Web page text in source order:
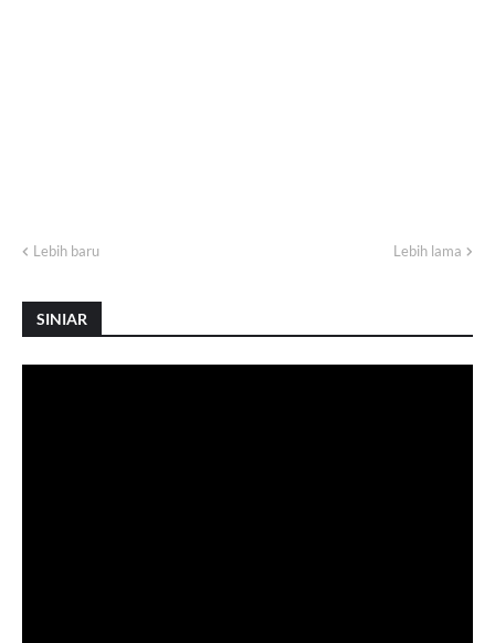
Lebih baru Lebih lama
SINIAR